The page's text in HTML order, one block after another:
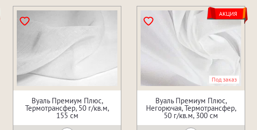
Вуаль Премиум Плюс,
Термотрансфер, 50 г/кв.м,
155 см
АКЦИЯ
Под заказ
Вуаль Премиум Плюс,
Негорючая, Термотрансфер,
50 г/кв.м, 300 см